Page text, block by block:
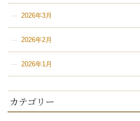
2026年3月
2026年2月
2026年1月
カテゴリー